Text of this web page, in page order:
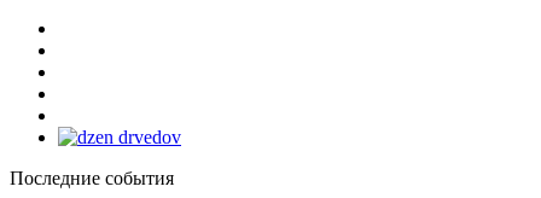
Последние события